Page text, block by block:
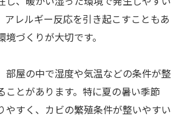
アレルギー反応を引き起こすこともあ
づくりが大切です。
部屋の中で湿度や気温などの条件が整
ことがあります。特に夏の暑い季節
やすく、カビの繁殖条件が整いやすい